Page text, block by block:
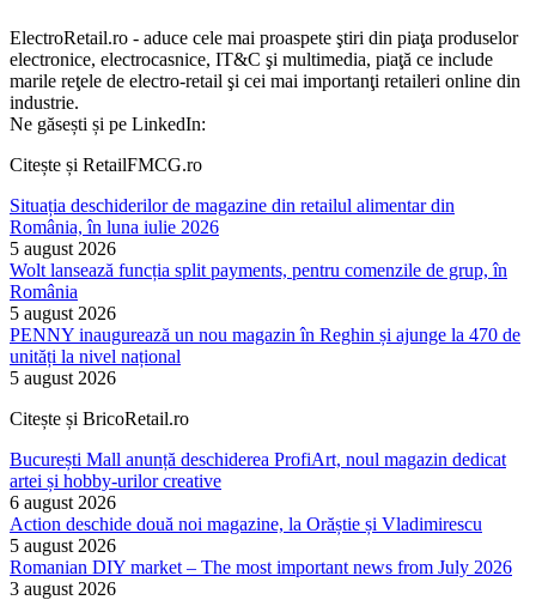
ElectroRetail.ro - aduce cele mai proaspete ştiri din piaţa produselor
electronice, electrocasnice, IT&C şi multimedia, piaţă ce include
marile reţele de electro-retail şi cei mai importanţi retaileri online din
industrie.
Ne găsești și pe LinkedIn:
Citește și RetailFMCG.ro
Situația deschiderilor de magazine din retailul alimentar din
România, în luna iulie 2026
5 august 2026
Wolt lansează funcția split payments, pentru comenzile de grup, în
România
5 august 2026
PENNY inaugurează un nou magazin în Reghin și ajunge la 470 de
unități la nivel național
5 august 2026
Citește și BricoRetail.ro
București Mall anunță deschiderea ProfiArt, noul magazin dedicat
artei și hobby-urilor creative
6 august 2026
Action deschide două noi magazine, la Orăștie și Vladimirescu
5 august 2026
Romanian DIY market – The most important news from July 2026
3 august 2026